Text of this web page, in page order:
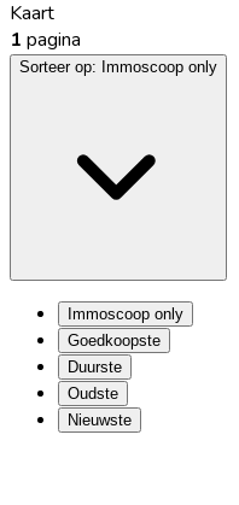
Kaart
1 pagina
Sorteer op: Immoscoop only
Immoscoop only
Goedkoopste
Duurste
Oudste
Nieuwste